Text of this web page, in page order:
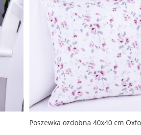
Poszewka ozdobna 40x40 cm